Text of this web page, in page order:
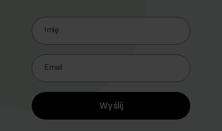
Zapisz się do naszego Newslettera
Imię
Email
Wyślij